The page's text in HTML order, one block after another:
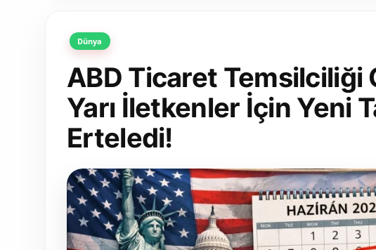
Dünya
ABD Ticaret Temsilciliği
Yarı İletkenler İçin Yeni
Erteledi!